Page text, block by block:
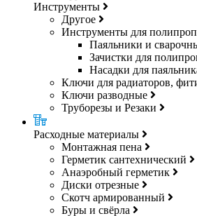
Инструменты
Другое
Инструменты для
Паяльники и
Зачистки для
Насадки для
Ключи для радиаторов,
Ключи разводные
Труборезы и Резаки
Расходные материалы
Монтажная пена
Герметик сантехнический
Анаэробный герметик
Диски отрезные
Скотч армированный
Буры и свёрла